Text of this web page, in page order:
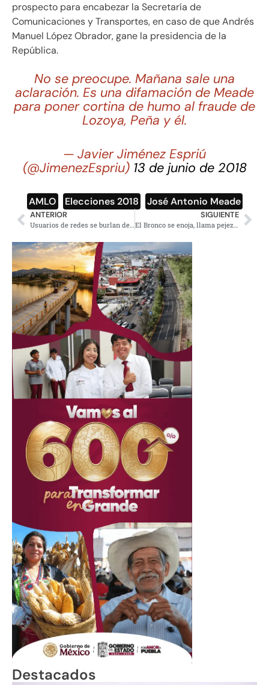
prospecto para encabezar la Secretaría de
Comunicaciones y Transportes, en caso de que Andrés
Manuel López Obrador, gane la presidencia de la
República.
No se preocupe. Mañana sale una
aclaración. Es una difamación de Meade
para poner cortina de humo al fraude de
Lozoya, Peña y él.
— Javier Jiménez Espriú
(@JimenezEspriu) 13 de junio de 2018
AMLO Elecciones 2018 José Antonio Meade
ANTERIOR
Usuarios de redes se burlan del FBI de “El Bronco”
SIGUIENTE
El Bronco se enoja, llama pejezombie a mujer que le reclama pago
Destacados